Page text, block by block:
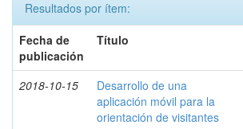
Resultados por ítem:
Fecha de
publicación
Título
2018-10-15
Desarrollo de una
aplicación móvil para la
orientación de visitantes